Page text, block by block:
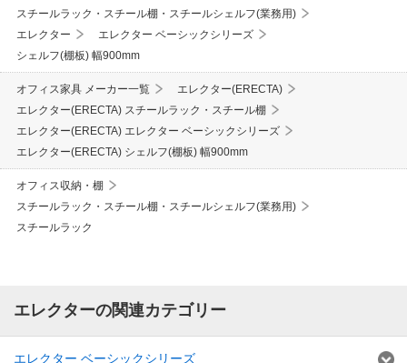
スチールラック・スチール棚・スチールシェルフ(業務用)
エレクター
エレクター ベーシックシリーズ
シェルフ(棚板) 幅900mm
オフィス家具 メーカー一覧
エレクター(ERECTA)
エレクター(ERECTA) スチールラック・スチール棚
エレクター(ERECTA) エレクター ベーシックシリーズ
エレクター(ERECTA) シェルフ(棚板) 幅900mm
オフィス収納・棚
スチールラック・スチール棚・スチールシェルフ(業務用)
スチールラック
エレクターの関連カテゴリー
エレクター ベーシックシリーズ